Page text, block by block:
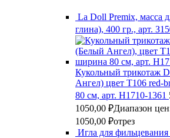
La Doll Premix, масса
глина), 400 гр., арт.
Кукольный трикотаж
Ангел) цвет Т106 red-
80 см, арт. Н1710-1361
1050,00 ₽Диапазон
1050,00 ₽отрез
Игла для